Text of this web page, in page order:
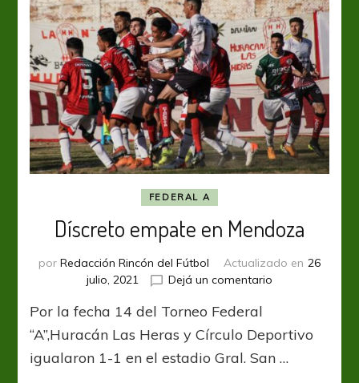
FEDERAL A
Díscreto empate en Mendoza
por Redacción Rincón del Fútbol Actualizado en 26
julio, 2021
Dejá un comentario
en
Por la fecha 14 del Torneo Federal
“A”,Huracán Las Heras y Círculo Deportivo
igualaron 1-1 en el estadio Gral. San …